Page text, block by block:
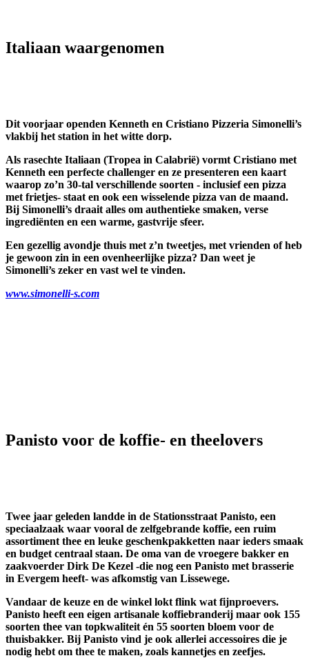
Italiaan waargenomen
Dit voorjaar openden Kenneth en Cristiano Pizzeria Simonelli’s
vlakbij het station in het witte dorp.
Als rasechte Italiaan (Tropea in Calabrië) vormt Cristiano met
Kenneth een perfecte challenger en ze presenteren een kaart
waarop zo’n 30-tal verschillende soorten - inclusief een pizza
met frietjes- staat en ook een wisselende pizza van de maand.
Bij Simonelli’s draait alles om authentieke smaken, verse
ingrediënten en een warme, gastvrije sfeer.
Een gezellig avondje thuis met z’n tweetjes, met vrienden of heb
je gewoon zin in een ovenheerlijke pizza? Dan weet je
Simonelli’s zeker en vast wel te vinden.
www.simonelli-s.com
Panisto voor de koffie- en theelovers
Twee jaar geleden landde in de Stationsstraat Panisto, een
speciaalzaak waar vooral de zelfgebrande koffie, een ruim
assortiment thee en leuke geschenkpakketten naar ieders smaak
en budget centraal staan. De oma van de vroegere bakker en
zaakvoerder Dirk De Kezel -die nog een Panisto met brasserie
in Evergem heeft- was afkomstig van Lissewege.
Vandaar de keuze en de winkel lokt flink wat fijnproevers.
Panisto heeft een eigen artisanale koffiebranderij maar ook 155
soorten thee van topkwaliteit én 55 soorten bloem voor de
thuisbakker. Bij Panisto vind je ook allerlei accessoires die je
nodig hebt om thee te maken, zoals kannetjes en zeefjes.